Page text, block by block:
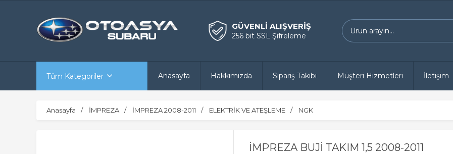
GÜVENLİ ALIŞVERİŞ
256 bit SSL Şifreleme
Tüm Kategoriler Anasayfa Hakkımızda Sipariş Takibi Müşteri Hizmetleri İletişim
Anasayfa İMPREZA İMPREZA 2008-2011 ELEKTRİK VE ATEŞLEME NGK
İMPREZA BUJİ TAKIM 1,5 2008-2011